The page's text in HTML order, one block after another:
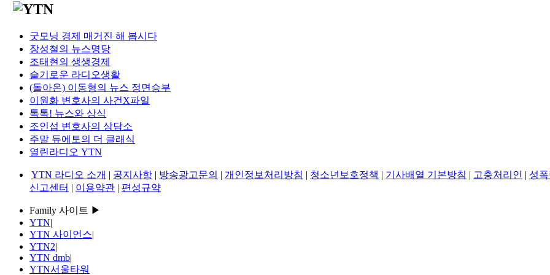
굿모닝 경제 매거진 해 봅시다
장성철의 뉴스명당
조태현의 생생경제
슬기로운 라디오생활
(돌아온) 이동형의 뉴스 정면승부
이원화 변호사의 사건X파일
톡톡! 뉴스와 상식
조인섭 변호사의 상담소
주말 듀에토의 더 클래식
열린라디오 YTN
YTN 라디오 소개 | 공지사항 | 방송광고문의 | 개인정보처리방침 | 청소년보호정책 | 기사배열 기본방침 | 고충처리인 | 성
신고센터 | 이용약관 | 편성규약
Family 사이트 ▶
YTN|
YTN 사이언스|
YTN2|
YTN dmb|
YTN서울타워